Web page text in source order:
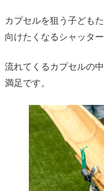
カプセルを狙う子ども
向けたくなるシャッター
流れてくるカプセルの
満足です。